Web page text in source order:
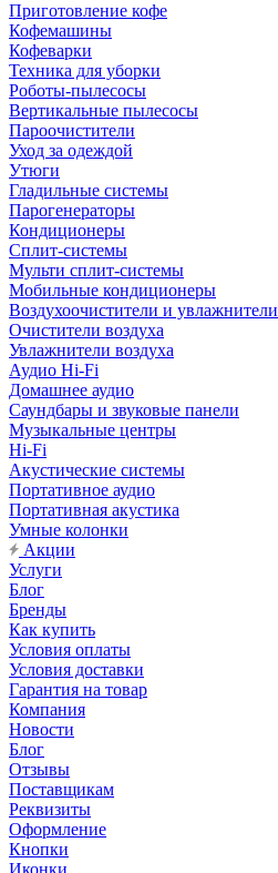
Приготовление кофе
Кофемашины
Кофеварки
Техника для уборки
Роботы-пылесосы
Вертикальные пылесосы
Пароочистители
Уход за одеждой
Утюги
Гладильные системы
Парогенераторы
Кондиционеры
Сплит-системы
Мульти сплит-системы
Мобильные кондиционеры
Воздухоочистители и увлажнители
Очистители воздуха
Увлажнители воздуха
Аудио Hi-Fi
Домашнее аудио
Саундбары и звуковые панели
Музыкальные центры
Hi-Fi
Акустические системы
Портативное аудио
Портативная акустика
Умные колонки
Акции
Услуги
Блог
Бренды
Как купить
Условия оплаты
Условия доставки
Гарантия на товар
Компания
Новости
Блог
Отзывы
Поставщикам
Реквизиты
Оформление
Кнопки
Иконки